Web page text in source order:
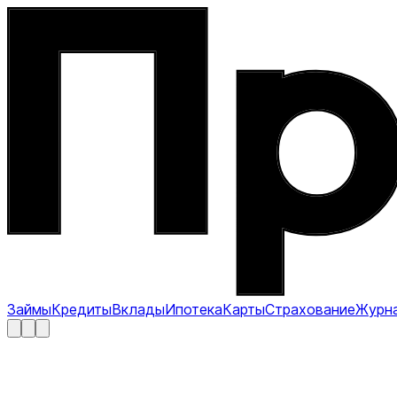
ЗаймыКредитыВкладыИпотекаКартыСтрахование